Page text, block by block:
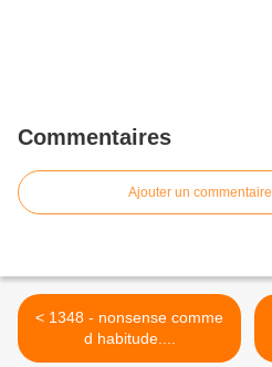
Commentaires
Ajouter un commentaire
< 1348 - nonsense comme
d habitude....